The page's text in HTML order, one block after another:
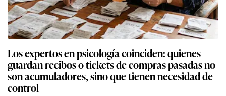
Los expertos en psicología coinciden: quienes
guardan recibos o tickets de compras pasadas no
son acumuladores, sino que tienen necesidad de
control